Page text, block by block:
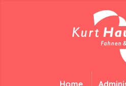
Home